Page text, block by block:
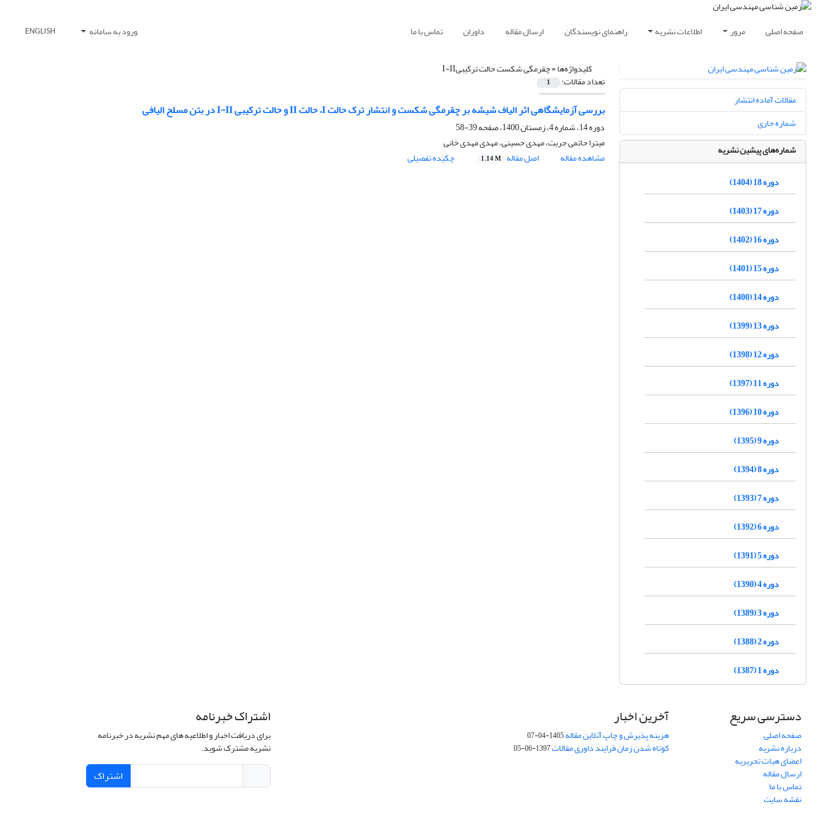
صفحه اصلی مرور اطلاعات نشریه راهنمای نویسندگان ارسال مقاله داوران تماس با ما ورود به سامانه ENGLISH
کلیدواژه‌ها =چقرمگی شکست حالت ترکیبیI-II
تعداد مقالات: 1
بررسی آزمایشگاهی اثر الیاف شیشه بر چقرمگی شکست و انتشار ترک حالت I، حالت II و حالت ترکیبی I-II در بتن مسلح الیافی
دوره 14، شماره 4، زمستان 1400، صفحه
39-58
میترا حاتمی جربت، مهدی حسینی، مهدی مهدی خانی
مشاهده مقاله
اصل مقاله 1.14 M چکیده تفصیلی
مقالات آماده انتشار
شماره جاری
شماره‌های پیشین نشریه
دوره 18 (1404)
دوره 17 (1403)
دوره 16 (1402)
دوره 15 (1401)
دوره 14 (1400)
دوره 13 (1399)
دوره 12 (1398)
دوره 11 (1397)
دوره 10 (1396)
دوره 9 (1395)
دوره 8 (1394)
دوره 7 (1393)
دوره 6 (1392)
دوره 5 (1391)
دوره 4 (1390)
دوره 3 (1389)
دوره 2 (1388)
دوره 1 (1387)
دسترسی سریع
صفحه اصلی
درباره نشریه
اعضای هیات تحریریه
ارسال مقاله
تماس با ما
نقشه سایت
آخرین اخبار
هزینه پذیرش و چاپ آنلاین مقاله1405-04-07
کوتاه شدن زمان فرایند داوری مقالات1397-06-05
اشتراک خبرنامه
برای دریافت اخبار و اطلاعیه های مهم نشریه در خبرنامه
نشریه مشترک شوید.
اشتراک